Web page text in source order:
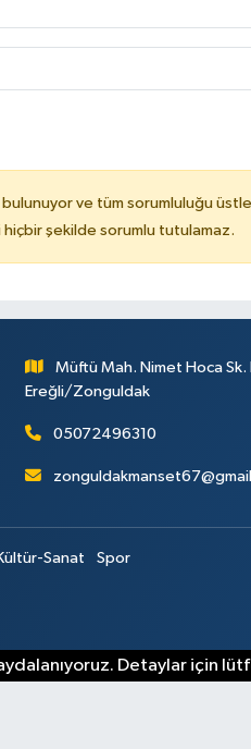
bulunuyor ve tüm sorumluluğu
şekilde sorumlu tutulamaz.
Müftü Mah. Nimet Hoca
Ereğli/Zonguldak
05072496310
Sanat Spor
Detaylar için